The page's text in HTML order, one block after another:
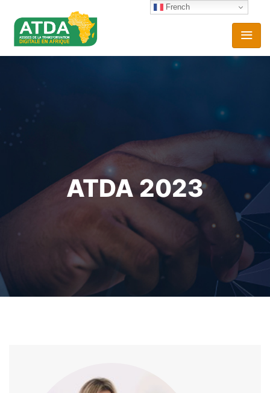
ATDA 2023
French